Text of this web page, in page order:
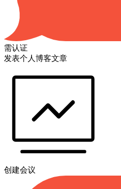
需认证
发表个人博客文章
创建会议